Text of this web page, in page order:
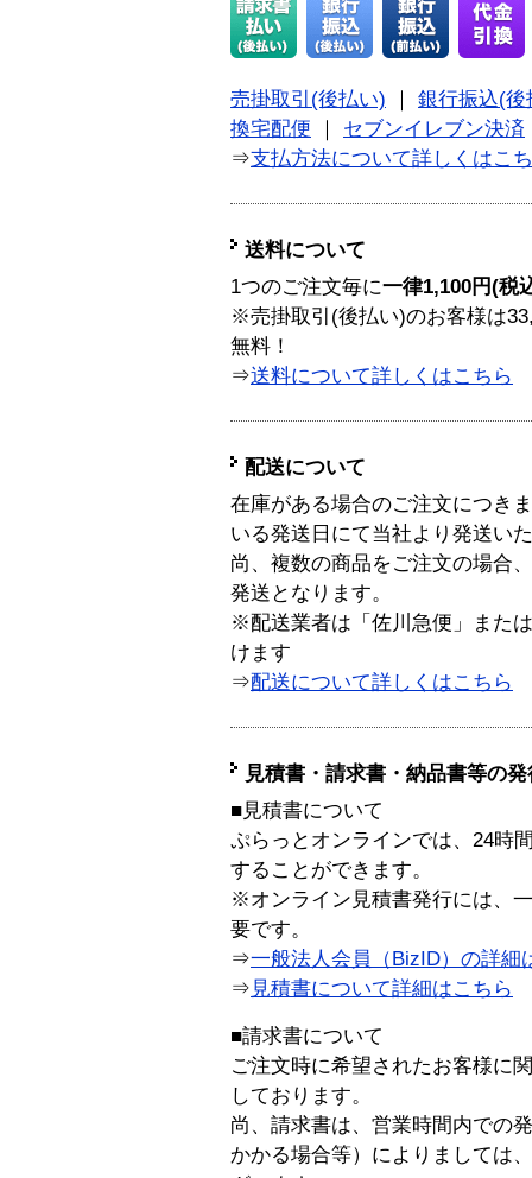
売掛取引(後払い)
銀行振込(後
換宅配便
セブンイレブン決済
⇒支払方法について詳しくはこ
送料について
1つのご注文毎に一律1,100円(税
※売掛取引(後払い)のお客様は
無料！
⇒送料について詳しくはこちら
配送について
在庫がある場合のご注文につき
いる発送日にて当社より発送い
尚、複数の商品をご注文の場合
発送となります。
※配送業者は「佐川急便」また
けます
⇒配送について詳しくはこちら
見積書・請求書・納品書等の
■見積書について
ぷらっとオンラインでは、24時
することができます。
※オンライン見積書発行には、
要です。
⇒一般法人会員（BizID）の詳細
⇒ 見積書について詳細はこちら
■請求書について
ご注文時に希望されたお客様に
しております。
尚、請求書は、営業時間内での
かかる場合等）によりましては